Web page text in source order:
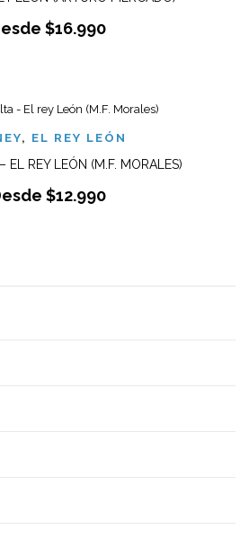
$16.990
, EL REY LEÓN
EL REY LEÓN (M.F. MORALES)
$12.990